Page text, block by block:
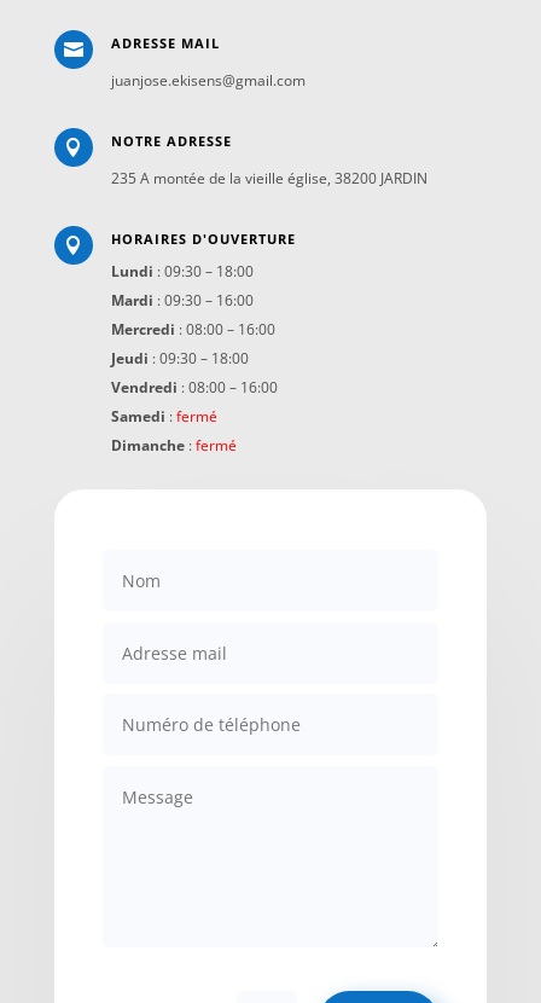
 ADRESSE MAIL
juanjose.ekisens@gmail.com
 NOTRE ADRESSE
235 A montée de la vieille église, 38200 JARDIN
 HORAIRES D'OUVERTURE
Lundi :09:30 – 18:00
Mardi :09:30 – 16:00
Mercredi :08:00 – 16:00
Jeudi :09:30 – 18:00
Vendredi :08:00 – 16:00
Samedi :fermé
Dimanche:fermé